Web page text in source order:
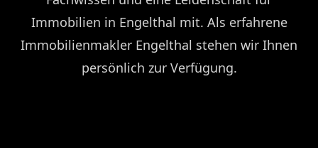
Immobilien in Engelthal mit. Als erfahrene
Immobilienmakler Engelthal stehen wir Ihnen
persönlich zur Verfügung.